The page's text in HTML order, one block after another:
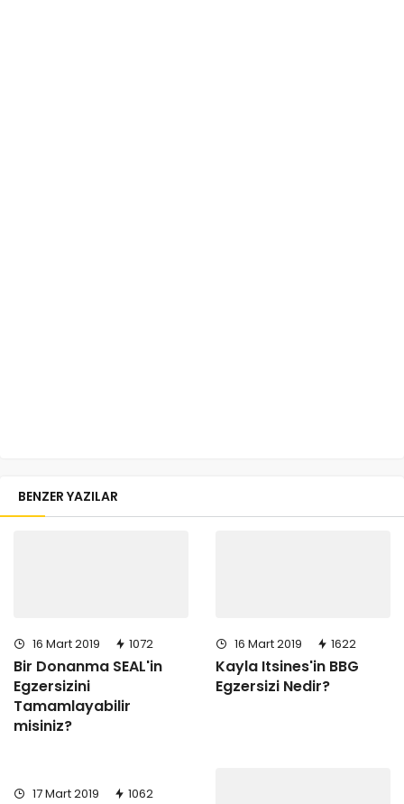
BENZER YAZILAR
16 Mart 2019 1072
Bir Donanma SEAL'in
Egzersizini
Tamamlayabilir
misiniz?
16 Mart 2019 1622
Kayla Itsines'in BBG
Egzersizi Nedir?
17 Mart 2019 1062